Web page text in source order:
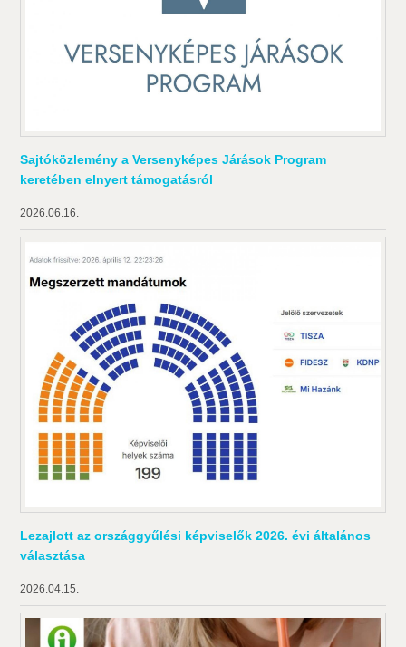
Sajtóközlemény a Versenyképes Járások Program
keretében elnyert támogatásról
2026.06.16.
Lezajlott az országgyűlési képviselők 2026. évi általános
választása
2026.04.15.